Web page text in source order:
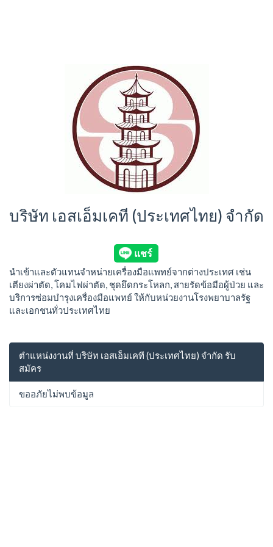
บริษัท เอสเอ็มเคที (ประเทศไทย) จำกัด
นำเข้าและตัวแทนจำหน่ายเครื่องมือแพทย์จากต่างประเทศ เช่น
เตียงผ่าตัด, โคมไฟผ่าตัด, ชุดยึดกระโหลก, สายรัดข้อมือผู้ป่วย และ
บริการซ่อมบำรุงเครื่องมือแพทย์ ให้กับหน่วยงานโรงพยาบาลรัฐ
และเอกชนทั่วประเทศไทย
ตำแหน่งงานที่ บริษัท เอสเอ็มเคที (ประเทศไทย) จำกัด รับ
สมัคร
ขออภัยไม่พบข้อมูล